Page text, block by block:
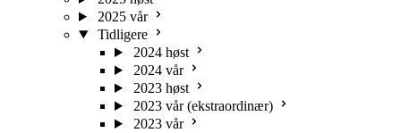
2025 vår
Tidligere
2024 høst
2024 vår
2023 høst
2023 vår (ekstraordinær)
2023 vår